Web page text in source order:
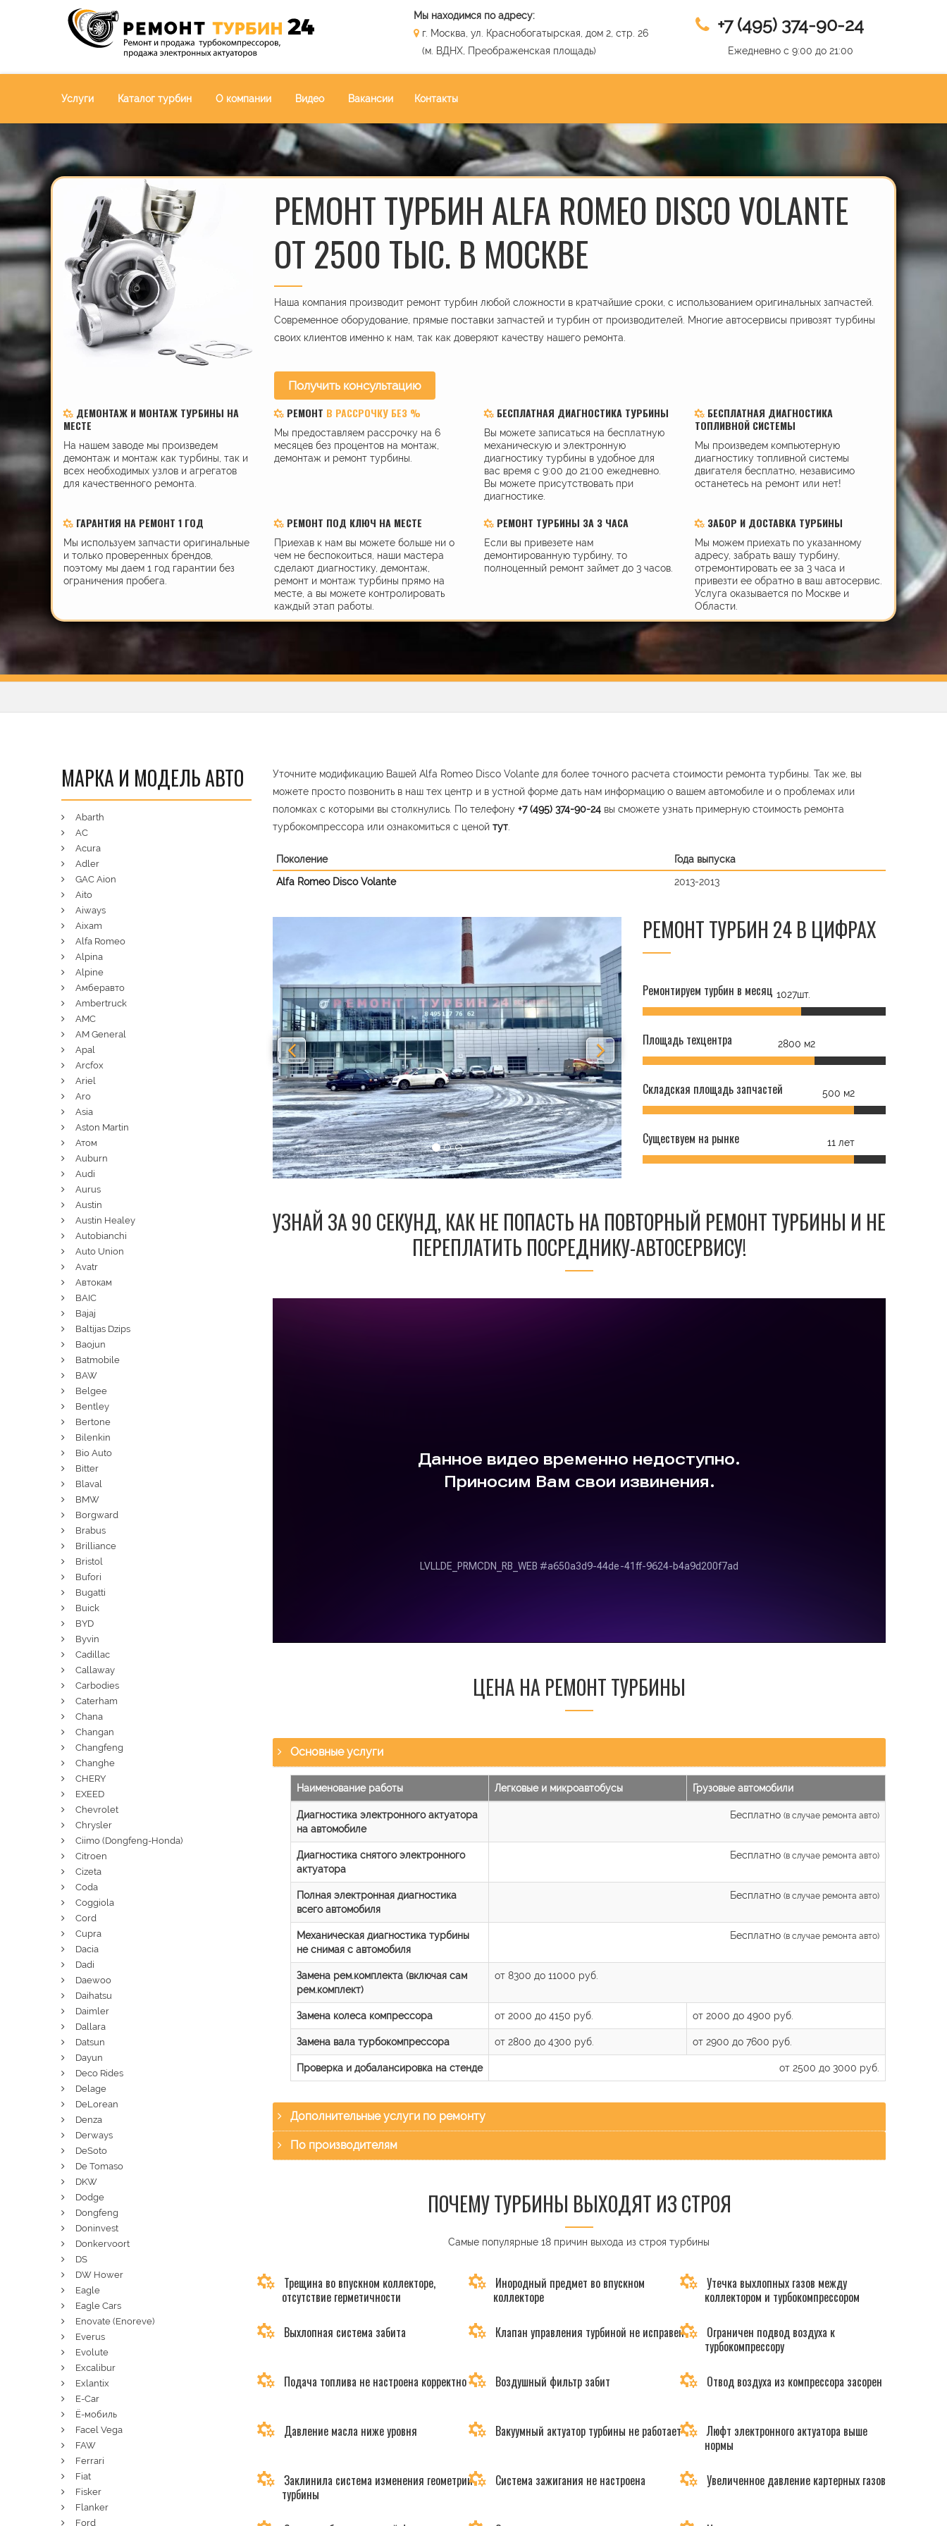
Мы находимся по адресу:
г. Москва, ул. Краснобогатырская, дом 2, стр. 26
(м. ВДНХ, Преображенская площадь)
+7 (495) 374-90-24
Ежедневно с 9:00 до 21:00
Услуги Каталог турбин О компании Видео Вакансии Контакты
РЕМОНТ ТУРБИН ALFA ROMEO DISCO VOLANTE
ОТ 2500 ТЫС. В МОСКВЕ
Наша компания производит ремонт турбин любой сложности в кратчайшие сроки, с использованием оригинальных запчастей.
Современное оборудование, прямые поставки запчастей и турбин от производителей. Многие автосервисы привозят турбины
своих клиентов именно к нам, так как доверяют качеству нашего ремонта.
Получить консультацию
ДЕМОНТАЖ И МОНТАЖ ТУРБИНЫ НА
МЕСТЕ
На нашем заводе мы произведем
демонтаж и монтаж как турбины, так и
всех необходимых узлов и агрегатов
для качественного ремонта.
РЕМОНТ В РАССРОЧКУ БЕЗ %
Мы предоставляем рассрочку на 6
месяцев без процентов на монтаж,
демонтаж и ремонт турбины.
БЕСПЛАТНАЯ ДИАГНОСТИКА ТУРБИНЫ
Вы можете записаться на бесплатную
механическую и электронную
диагностику турбины в удобное для
вас время с 9:00 до 21:00 ежедневно.
Вы можете присутствовать при
диагностике.
БЕСПЛАТНАЯ ДИАГНОСТИКА
ТОПЛИВНОЙ СИСТЕМЫ
Мы произведем компьютерную
диагностику топливной системы
двигателя бесплатно, независимо
останетесь на ремонт или нет!
ГАРАНТИЯ НА РЕМОНТ 1 ГОД
Мы используем запчасти оригинальные
и только проверенных брендов,
поэтому мы даем 1 год гарантии без
ограничения пробега.
РЕМОНТ ПОД КЛЮЧ НА МЕСТЕ
Приехав к нам вы можете больше ни о
чем не беспокоиться, наши мастера
сделают диагностику, демонтаж,
ремонт и монтаж турбины прямо на
месте, а вы можете контролировать
каждый этап работы.
РЕМОНТ ТУРБИНЫ ЗА 3 ЧАСА
Если вы привезете нам
демонтированную турбину, то
полноценный ремонт займет до 3 часов.
ЗАБОР И ДОСТАВКА ТУРБИНЫ
Мы можем приехать по указанному
адресу, забрать вашу турбину,
отремонтировать ее за 3 часа и
привезти ее обратно в ваш автосервис.
Услуга оказывается по Москве и
Области.
Уточните модификацию Вашей Alfa Romeo Disco Volante для более точного расчета стоимости ремонта турбины. Так же, вы
можете просто позвонить в наш тех центр и в устной форме дать нам информацию о вашем автомобиле и о проблемах или
поломках с которыми вы столкнулись. По телефону +7 (495) 374-90-24 вы сможете узнать примерную стоимость ремонта
турбокомпрессора или ознакомиться с ценой тут
Поколение
Года выпуска
Alfa Romeo Disco Volante
2013-2013
РЕМОНТ ТУРБИН 24 В ЦИФРАХ
Ремонтируем турбин в месяц 1027шт.
Площадь техцентра 2800 м2
Складская площадь запчастей 500 м2
Существуем на рынке 11 лет
УЗНАЙ ЗА 90 СЕКУНД, КАК НЕ ПОПАСТЬ НА ПОВТОРНЫЙ РЕМОНТ ТУРБИНЫ И НЕ
ПЕРЕПЛАТИТЬ ПОСРЕДНИКУ-АВТОСЕРВИСУ!
ЦЕНА НА РЕМОНТ ТУРБИНЫ
Основные услуги
Наименование работы Легковые и микроавтобусы Грузовые автомобили
Диагностика электронного актуатора
на автомобиле
Бесплатно (в случае ремонта авто)
Диагностика снятого электронного
актуатора
Бесплатно (в случае ремонта авто)
Полная электронная диагностика
всего автомобиля
Бесплатно (в случае ремонта авто)
Механическая диагностика турбины
не снимая с автомобиля
Бесплатно (в случае ремонта авто)
Замена рем.комплекта (включая сам
рем.комплект)
от 8300 до 11000 руб.
Замена колеса компрессора от 2000 до 4150 руб. от 2000 до 4900 руб.
Замена вала турбокомпрессора от 2800 до 4300 руб. от 2900 до 7600 руб.
Проверка и добалансировка на стенде от 2500 до 3000 руб.
Дополнительные услуги по ремонту
По производителям
ПОЧЕМУ ТУРБИНЫ ВЫХОДЯТ ИЗ СТРОЯ
Самые популярные 18 причин выхода из строя турбины
Трещина во впускном коллекторе,
отсутствие герметичности
Инородный предмет во впускном
коллекторе
Утечка выхлопных газов между
коллектором и турбокомпрессором
Выхлопная система забита Клапан управления турбиной не исправен
Ограничен подвод воздуха к
турбокомпрессору
Подача топлива не настроена корректно Воздушный фильтр забит Отвод воздуха из компрессора засорен
Давление масла ниже уровня Вакуумный актуатор турбины не работает
Люфт электронного актуатора выше
нормы
Заклинила система изменения геометрии
турбины
Система зажигания не настроена Увеличенное давление картерных газов
МАРКА И МОДЕЛЬ АВТО
Abarth
AC
Acura
Adler
GAC Aion
Aito
Aiways
Aixam
Alfa Romeo
Alpina
Alpine
Амберавто
Ambertruck
AMC
AM General
Apal
Arcfox
Ariel
Aro
Asia
Aston Martin
Атом
Auburn
Audi
Aurus
Austin
Austin Healey
Autobianchi
Auto Union
Avatr
Автокам
BAIC
Bajaj
Baltijas Dzips
Baojun
Batmobile
BAW
Belgee
Bentley
Bertone
Bilenkin
Bio Auto
Bitter
Blaval
BMW
Borgward
Brabus
Brilliance
Bristol
Bufori
Bugatti
Buick
BYD
Byvin
Cadillac
Callaway
Carbodies
Caterham
Chana
Changan
Changfeng
Changhe
CHERY
EXEED
Chevrolet
Chrysler
Ciimo (Dongfeng-Honda)
Citroen
Cizeta
Coda
Coggiola
Cord
Cupra
Dacia
Dadi
Daewoo
Daihatsu
Daimler
Dallara
Datsun
Dayun
Deco Rides
Delage
DeLorean
Denza
Derways
DeSoto
De Tomaso
DKW
Dodge
Dongfeng
Doninvest
Donkervoort
DS
DW Hower
Eagle
Eagle Cars
Enovate (Enoreve)
Everus
Evolute
Excalibur
Exlantix
E-Car
Ё-мобиль
Facel Vega
FAW
Ferrari
Fiat
Fisker
Flanker
Ford